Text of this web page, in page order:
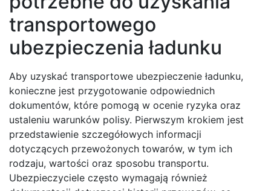
transportowego
ubezpieczenia ładunku
Aby uzyskać transportowe ubezpieczenie ładunku,
konieczne jest przygotowanie odpowiednich
dokumentów, które pomogą w ocenie ryzyka oraz
ustaleniu warunków polisy. Pierwszym krokiem jest
przedstawienie szczegółowych informacji
dotyczących przewożonych towarów, w tym ich
rodzaju, wartości oraz sposobu transportu.
Ubezpieczyciele często wymagają również